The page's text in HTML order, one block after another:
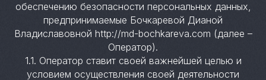
обеспечению безопасности персональных данных,
предпринимаемые Бочкаревой Дианой
Владиславовной http://md-bochkareva.com (далее –
Оператор).
1.1. Оператор ставит своей важнейшей целью и
условием осуществления своей деятельности